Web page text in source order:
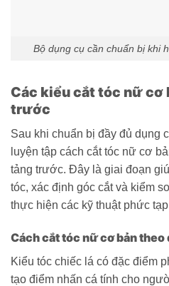
Bộ dụng cụ cần chuẩn bị khi
Các kiểu cắt tóc nữ cơ
trước
Sau khi chuẩn bị đầy đủ dụng
luyện tập cách cắt tóc nữ cơ
tảng trước. Đây là giai đoạn
tóc, xác định góc cắt và kiểm
thực hiện các kỹ thuật phức
Cách cắt tóc nữ cơ bản theo
Kiểu tóc chiếc lá có đặc điểm
tạo điểm nhấn cá tính cho